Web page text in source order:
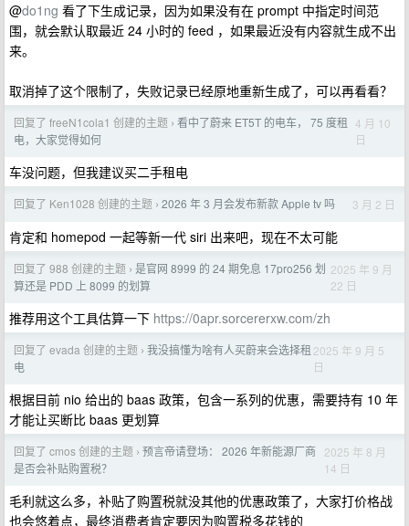
@do1ng 看了下生成记录，因为如果没有在 prompt 中指定时间范
围，就会默认取最近 24 小时的 feed ，如果最近没有内容就生成不出
来。
取消掉了这个限制了，失败记录已经原地重新生成了，可以再看看？
回复了 freeN1cola1 创建的主题 › 看中了蔚来 ET5T 的电车， 75 度租
电，大家觉得如何
4 月 10
日
车没问题，但我建议买二手租电
回复了 Ken1028 创建的主题 › 2026 年 3 月会发布新款 Apple tv 吗 3 月 2 日
肯定和 homepod 一起等新一代 siri 出来吧，现在不太可能
回复了 988 创建的主题 › 是官网 8999 的 24 期免息 17pro256 划
算还是 PDD 上 8099 的划算
2025 年 9 月
22 日
推荐用这个工具估算一下 https://0apr.sorcererxw.com/zh
回复了 evada 创建的主题 › 我没搞懂为啥有人买蔚来会选择租
电
2025 年 9 月 5
日
根据目前 nio 给出的 baas 政策，包含一系列的优惠，需要持有 10 年
才能让买断比 baas 更划算
回复了 cmos 创建的主题 › 预言帝请登场： 2026 年新能源厂商
是否会补贴购置税？
2025 年 8 月
14 日
毛利就这么多，补贴了购置税就没其他的优惠政策了，大家打价格战
也会悠着点，最终消费者肯定要因为购置税多花钱的